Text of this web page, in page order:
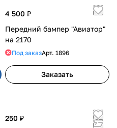
4 500 ₽
Передний бампер "Авиатор"
на 2170
Под заказАрт. 1896
Заказать
250 ₽